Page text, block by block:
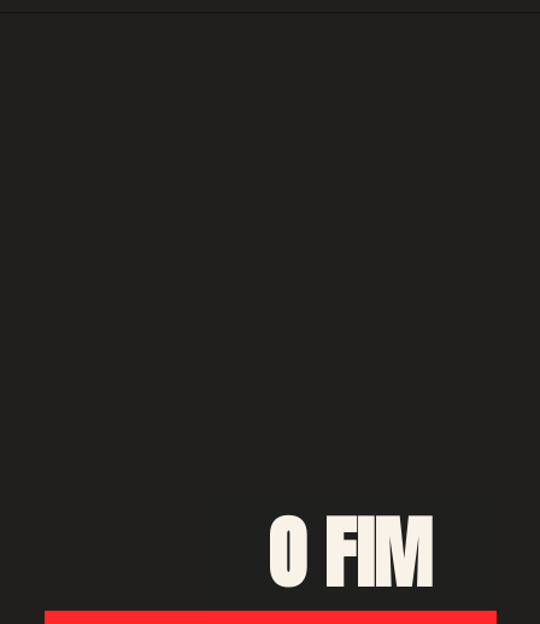
O FIM